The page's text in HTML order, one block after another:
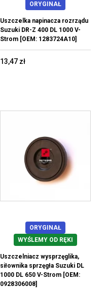
ORYGINAŁ
Uszczelka napinacza rozrządu
Suzuki DR-Z 400 DL 1000 V-
Strom [OEM: 1283724A10]
13,47 zł
ORYGINAŁ
WYŚLEMY OD RĘKI
Uszczelniacz wysprzęglika,
siłownika sprzęgła Suzuki DL
1000 DL 650 V-Strom [OEM:
0928306008]